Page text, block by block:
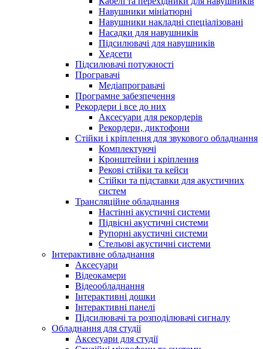
Навушники мініатюрні
Навушники накладні спеціалізовані
Насадки для навушників
Підсилювачі для навушників
Хедсети
Підсилювачі потужності
Програвачі
Медіапрогравачі
Програмне забезпечення
Рекордери і все до них
Аксесуари для рекордерів
Рекордери, диктофони
Стійки і кріплення для звукового обладнання
Комплектуючі
Кронштейни і кріплення
Рекові стійки та кейси
Стійки та підставки для акустичних
систем
Трансляційне обладнання
Настінні акустичні системи
Підвісні акустичні системи
Рупорні акустичні системи
Стельові акустичні системи
Інтерактивне обладнання
Аксесуари
Відеокамери
Відеообладнання
Інтерактивні дошки
Інтерактивні панелі
Підсилювачі та розподілювачі сигналу
Обладнання для студії
Аксесуари для студії